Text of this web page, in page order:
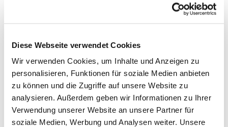
Diese Webseite verwendet Cookies
Wir verwenden Cookies, um Inhalte und Anzeigen zu
personalisieren, Funktionen für soziale Medien anbieten
zu können und die Zugriffe auf unsere Website zu
analysieren. Außerdem geben wir Informationen zu Ihrer
Verwendung unserer Website an unsere Partner für
soziale Medien, Werbung und Analysen weiter. Unsere
Dies könnte Sie auch
interessieren